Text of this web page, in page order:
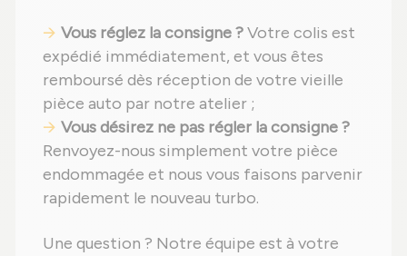
Vous réglez la consigne ?Votre colis est
expédié immédiatement, et vous êtes
remboursé dès réception de votre vieille
pièce auto par notre atelier ;
Vous désirez ne pas régler la consigne ?
Renvoyez-nous simplement votre pièce
endommagée et nous vous faisons parvenir
rapidement le nouveau turbo.
Une question ? Notre équipe est à votre